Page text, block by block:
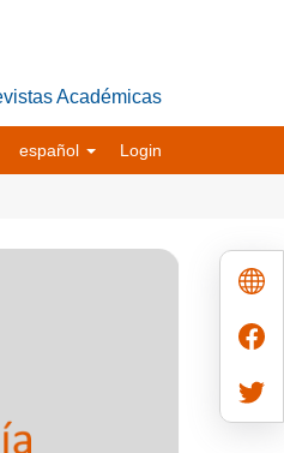
Académicas
español Login